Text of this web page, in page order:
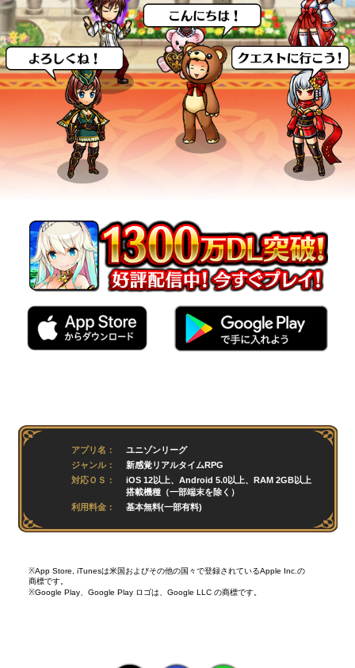
2021-10-31
お知らせ
『進撃の巨人』コラボ終了しました
2021-10-15
お知らせ
TVアニメ『進撃の巨人』とコラボ第2弾開催！
2021-08-04
お知らせ
『魔王学院の不適合者』コラボ終了しました
2021-07-21
お知らせ
TVアニメ『魔王学院の不適合者』とコラボ開催！
2021-06-16
お知らせ
「HATSUNE MIKU EXPO 2021 Online」コラボ終了しまし
た
「HATSUNE MIKU EXPO 2021 Online」とコラボ開催！コ
ラボ衣装のアバターやコラボキャラが登場！
2021-03-03
お知らせ
『エヴァンゲリオン』コラボ終了しました
2021-02-17
お知らせ
『五等分の花嫁∬』コラボ終了しました
2020-12-16
お知らせ
アプリ名：
ユニゾンリーグ
ジャンル：
新感覚リアルタイムRPG
対応ＯＳ：
iOS 12以上、Android 5.0以上、RAM 2GB以上
搭載機種（一部端末を除く）
利用料金：
基本無料(一部有料)
※App Store, iTunesは米国およびその他の国々で登録されているApple Inc.の
商標です。
※Google Play、Google Play ロゴは、Google LLC の商標です。